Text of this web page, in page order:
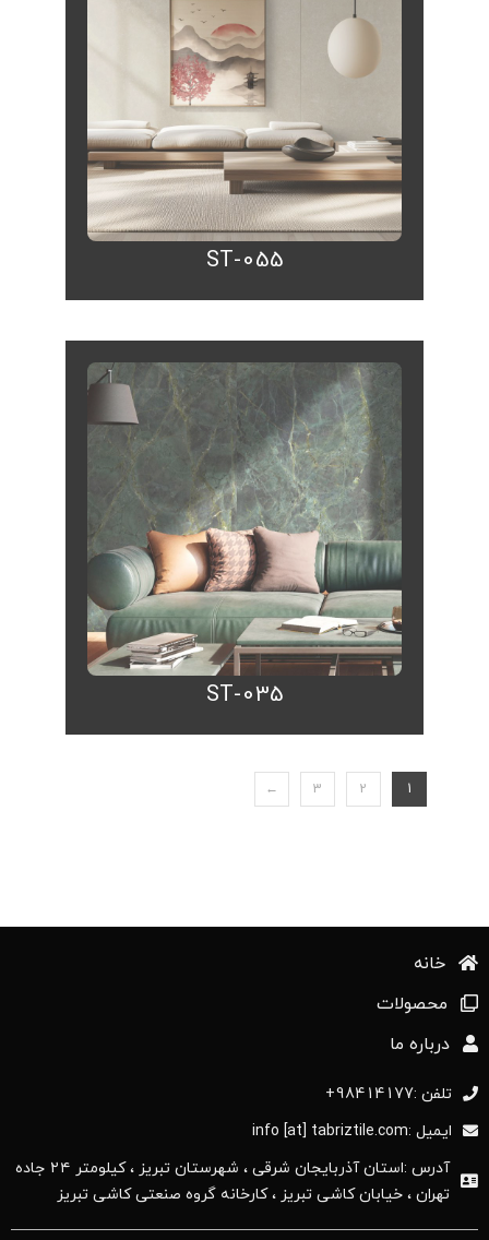
ST-055
ST-035
1
2
3
←
خانه
محصولات
درباره ما
تلفن :98414177+
ایمیل :info [at] tabriztile.com
آدرس :استان آذربایجان ‌شرقی ، شهرستان تبریز ، کیلومتر ۲۴ جاده
تهران ، خیابان کاشی تبریز ، کارخانه گروه صنعتی کاشی تبریز